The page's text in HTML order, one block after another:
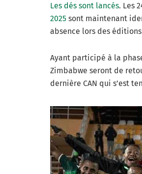
Les dés sont lancés. Les
2025 sont maintenant
absence lors des
Ayant participé à la
Zimbabwe seront de
dernière CAN qui s’est